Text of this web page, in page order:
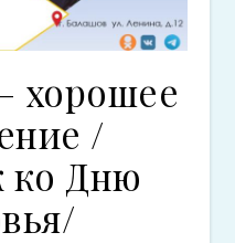
хорошее
/
ко Дню